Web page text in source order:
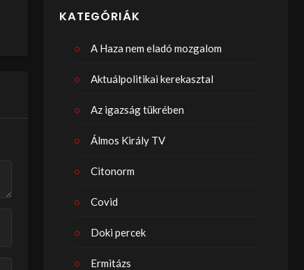
KATEGÓRIÁK
A Haza nem eladó mozgalom
Aktuálpolitikai kerekasztal
Az igazság tükrében
Álmos Király TV
Citonorm
Covid
Doki percek
Ermitázs